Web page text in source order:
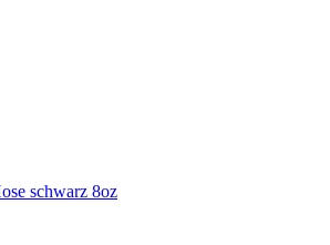
schwarz 8oz